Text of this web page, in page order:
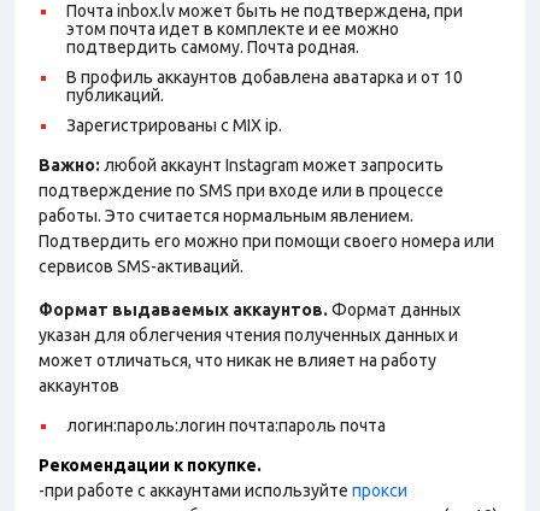
Почта inbox.lv может быть не подтверждена, при
этом почта идет в комплекте и ее можно
подтвердить самому. Почта родная.
В профиль аккаунтов добавлена аватарка и от 10
публикаций.
Зарегистрированы с MIX ip.
Важно: любой аккаунт Instagram может запросить
подтверждение по SMS при входе или в процессе
работы. Это считается нормальным явлением.
Подтвердить его можно при помощи своего номера или
сервисов SMS-активаций.
Формат выдаваемых аккаунтов. Формат данных
указан для облегчения чтения полученных данных и
может отличаться, что никак не влияет на работу
аккаунтов
логин:пароль:логин почта:пароль почта
Рекомендации к покупке.
-при работе с аккаунтами используйте прокси